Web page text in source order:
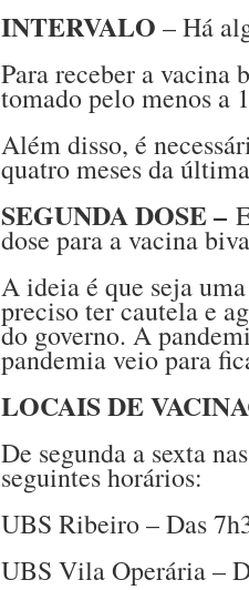
INTERVALO – Há
Para receber a vacina
tomado pelo menos a
Além disso, é
quatro meses da
SEGUNDA DOSE –
dose para a vacina
A ideia é que seja
preciso ter cautela e
do governo. A
pandemia veio para
LOCAIS DE
De segunda a sexta
seguintes horários:
UBS Ribeiro – Das
UBS Vila Operária –